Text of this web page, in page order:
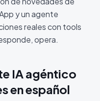
y un agente
reales con tools
opera.
IA agéntico
en español